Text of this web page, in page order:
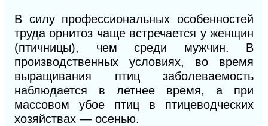
В силу профессиональных особенностей
труда орнитоз чаще встречается у женщин
(птичницы), чем среди мужчин. В
производственных условиях, во время
выращивания птиц заболеваемость
наблюдается в летнее время, а при
массовом убое птиц в птицеводческих
хозяйствах — осенью.